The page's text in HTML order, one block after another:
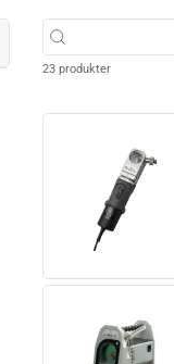
23 produkter